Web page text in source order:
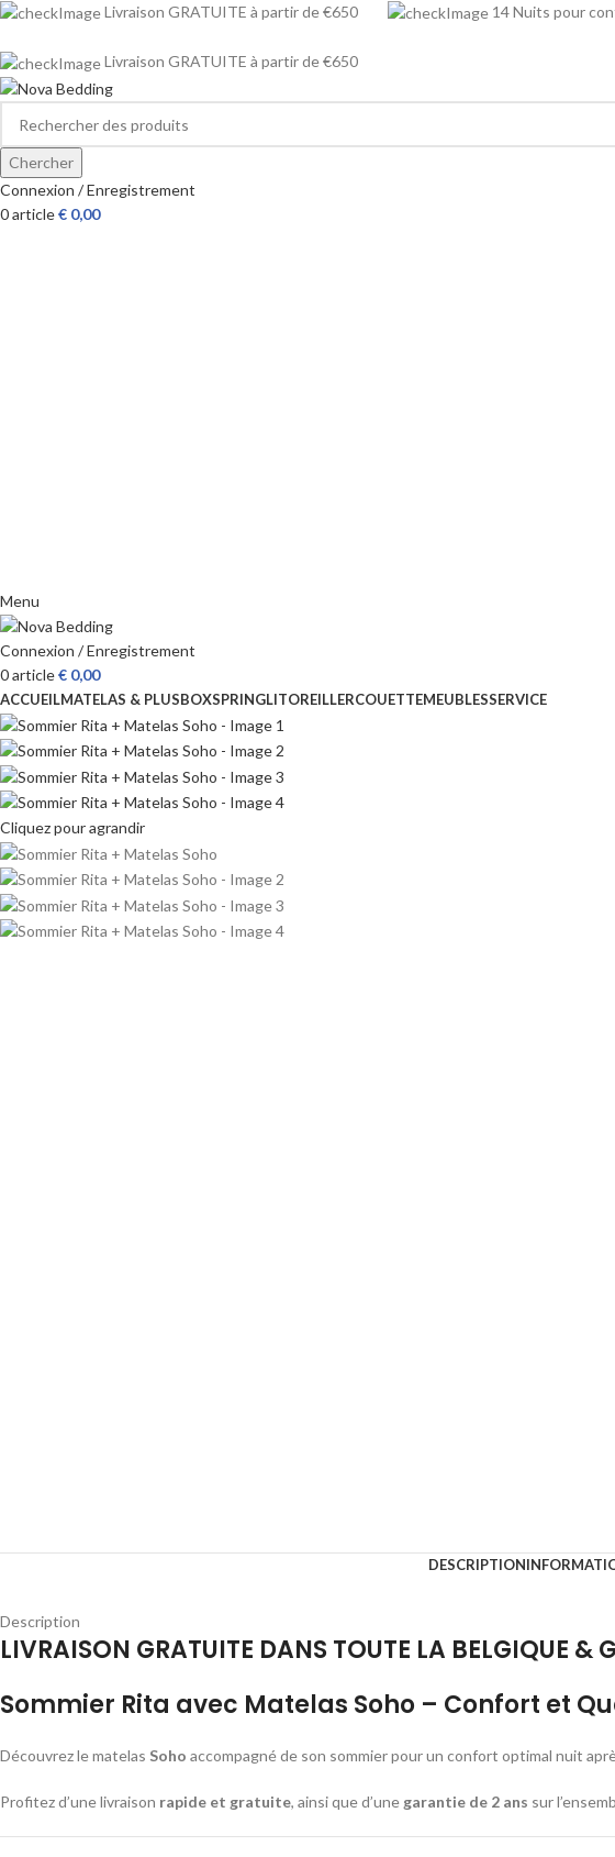
Livraison GRATUITE à partir de €650 14 Nuits pour
Livraison GRATUITE à partir de €650
Chercher
Connexion / Enregistrement
0article€ 0,00
Menu
Connexion / Enregistrement
0article€ 0,00
ACCUEILMATELAS & PLUSBOXSPRINGLITOREILLERCOUETTEMEUBLESSERVICE
Cliquez pour agrandir
DESCRIPTION
Description
LIVRAISON GRATUITE DANS TOUTE LA BELGIQUE &
Sommier Rita avec Matelas Soho – Confort et
Découvrez le matelas Soho accompagné de son sommier pour un confort optimal nuit
Profitez d’une livraison rapide et gratuite, ainsi que d’une garantie de 2 ans sur